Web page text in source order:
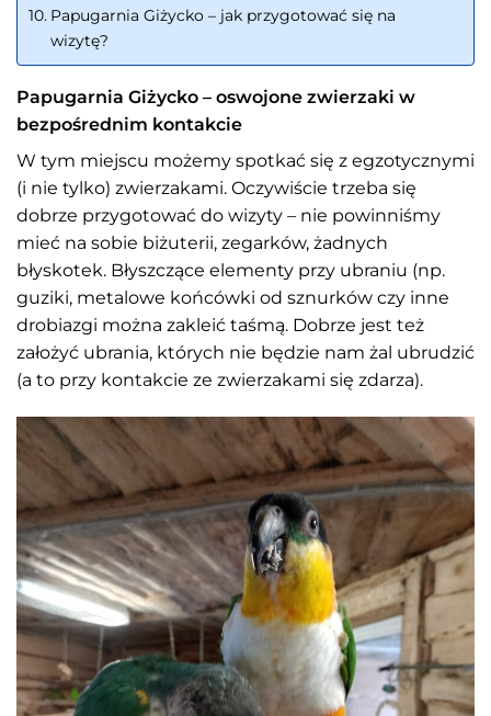
Papugarnia Giżycko – jak przygotować się na
wizytę?
Papugarnia Giżycko – oswojone zwierzaki w
bezpośrednim kontakcie
W tym miejscu możemy spotkać się z egzotycznymi
(i nie tylko) zwierzakami. Oczywiście trzeba się
dobrze przygotować do wizyty – nie powinniśmy
mieć na sobie biżuterii, zegarków, żadnych
błyskotek. Błyszczące elementy przy ubraniu (np.
guziki, metalowe końcówki od sznurków czy inne
drobiazgi można zakleić taśmą. Dobrze jest też
założyć ubrania, których nie będzie nam żal ubrudzić
(a to przy kontakcie ze zwierzakami się zdarza).